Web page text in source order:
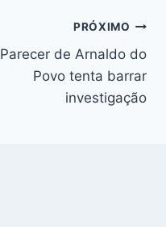
PRÓXIMO
Parecer de Arnaldo do
Povo tenta barrar
investigação